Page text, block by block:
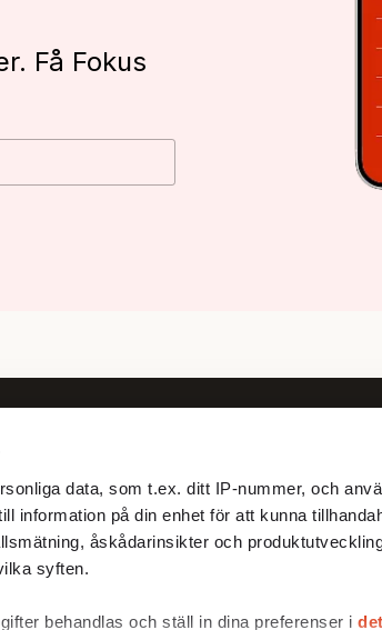
data, som t.ex. ditt IP-nummer, och
information på din enhet för att kunna
åskådarinsikter och
syften.
behandlas och ställ in dina preferenser i
Få Fokus
Facebook
X